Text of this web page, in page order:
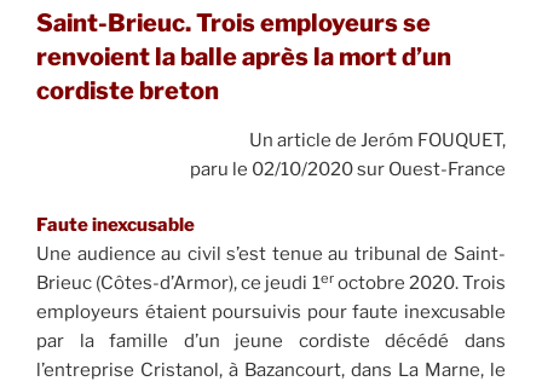
Saint-Brieuc. Trois employeurs se
renvoient la balle après la mort d’un
cordiste breton
Un article de Jeróm FOUQUET,
paru le 02/10/2020 sur Ouest-France
Faute inexcusable
Une audience au civil s’est tenue au tribunal de Saint-
Brieuc (Côtes-d’Armor), ce jeudi 1eroctobre 2020. Trois
employeurs étaient poursuivis pour faute inexcusable
par la famille d’un jeune cordiste décédé dans
l’entreprise Cristanol, à Bazancourt, dans La Marne, le